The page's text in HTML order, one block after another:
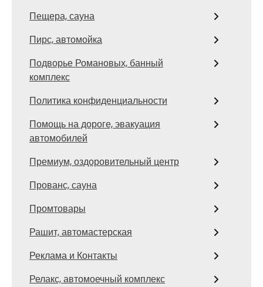
Пещера, сауна
Пирс, автомойка
Подворье Романовых, банный
комплекс
Политика конфиденциальности
Помощь на дороге, эвакуация
автомобилей
Премиум, оздоровительный центр
Прованс, сауна
Промтовары
Рашит, автомастерская
Реклама и Контакты
Релакс, автомоечный комплекс